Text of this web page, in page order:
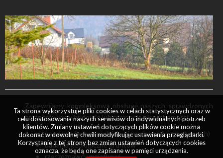
Zapewniamy kompleksową obsługę naszych sprawdzonych
partnerów przy budowie lub remoncie nieruchomości:
geodezja (w tym podziały nieruchomości gruntowych)
badania geologiczne gruntów
Ta strona wykorzystuje pliki cookies w celach statystycznych oraz w
celu dostosowania naszych serwisów do indywidualnych potrzeb
klientów. Zmiany ustawień dotyczących plików cookie można
dokonać w dowolnej chwili modyfikując ustawienia przeglądarki.
Korzystanie z tej strony bez zmian ustawień dotyczących cookies
oznacza, że będą one zapisane w pamięci urządzenia.